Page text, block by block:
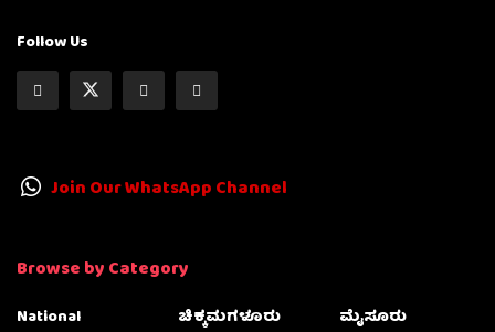
Follow Us
Join Our WhatsApp Channel
Browse by Category
National
ಚಿಕ್ಕಮಗಳೂರು
ಮೈಸೂರು